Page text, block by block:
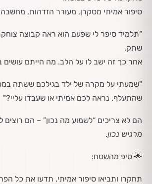
סיפור אמיתי מסקרן, מעורר הזדהות, מחשבה,
“תלמיד סיפר לי שפעם הוא ראה קבוצה
שתק.
אחר כך זה ישב לו על הלב. מה הייתם עושים
"שמעתי על מקרה של ילד בגילכם ששתה
שהתעלף. נראה לכם אמיתי או שעבדו עליי?"
הם לא צריכים “לשמוע מה נכון” – הם רוצים
מרגיש נכון.
🌟 טיפ מהשטח:
תחקרו ותביאו סיפור אמיתי, תדעו את כל